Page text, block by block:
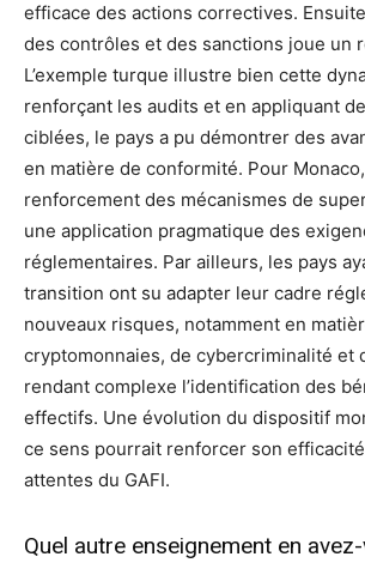
efficace des actions correctives.
des contrôles et des sanctions joue un
L’exemple turque illustre bien cette
renforçant les audits et en appliquant
ciblées, le pays a pu démontrer des
en matière de conformité. Pour
renforcement des mécanismes de
une application pragmatique des
réglementaires. Par ailleurs, les pays
transition ont su adapter leur cadre
nouveaux risques, notamment en
cryptomonnaies, de cybercriminalité et
rendant complexe l’identification des
effectifs. Une évolution du dispositif
ce sens pourrait renforcer son
attentes du GAFI.
Quel autre enseignement en